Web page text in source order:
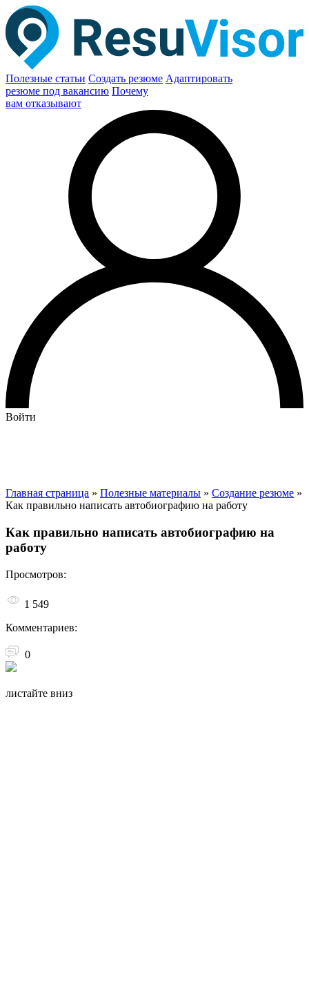
Полезные статьи Создать резюме Адаптировать
резюме под вакансию Почему
вам отказывают
Войти
Главная страница » Полезные материалы » Создание резюме »
Как правильно написать автобиографию на работу
Как правильно написать автобиографию на
работу
Просмотров:
1 549
Комментариев:
0
листайте вниз